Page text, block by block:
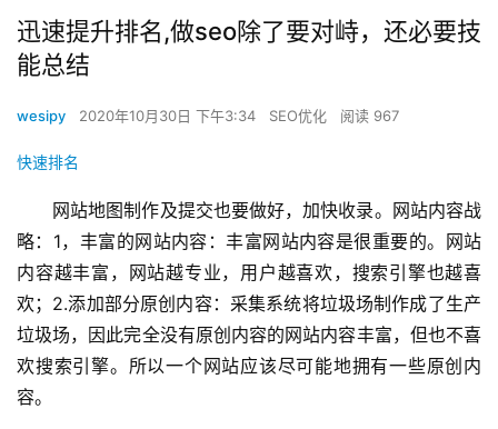
迅速提升排名,做seo除了要对峙，还必要技
能总结
wesipy 2020年10月30日 下午3:34 SEO优化 阅读 967
快速排名
网站地图制作及提交也要做好，加快收录。网站内容战
略：1，丰富的网站内容：丰富网站内容是很重要的。网站
内容越丰富，网站越专业，用户越喜欢，搜索引擎也越喜
欢；2.添加部分原创内容：采集系统将垃圾场制作成了生产
垃圾场，因此完全没有原创内容的网站内容丰富，但也不喜
欢搜索引擎。所以一个网站应该尽可能地拥有一些原创内
容。